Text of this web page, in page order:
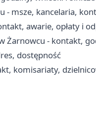
- msze, kancelaria,
awarie, opłaty i
Żarnowcu - kontakt,
dostępność
komisariaty,